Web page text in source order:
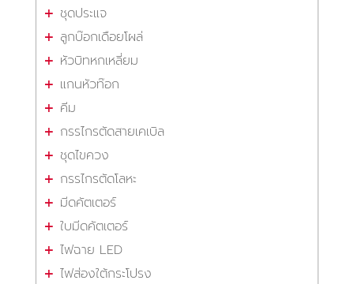
ชุดประแจ
ลูกบ๊อกเดือยโผล่
หัวบิทหกเหลี่ยม
แกนหัวท๊อก
คีม
กรรไกรตัดสายเคเบิล
ชุดไขควง
กรรไกรตัดโลหะ
มีดคัตเตอร์
ใบมีดคัตเตอร์
ไฟฉาย LED
ไฟส่องใต้กระโปรง